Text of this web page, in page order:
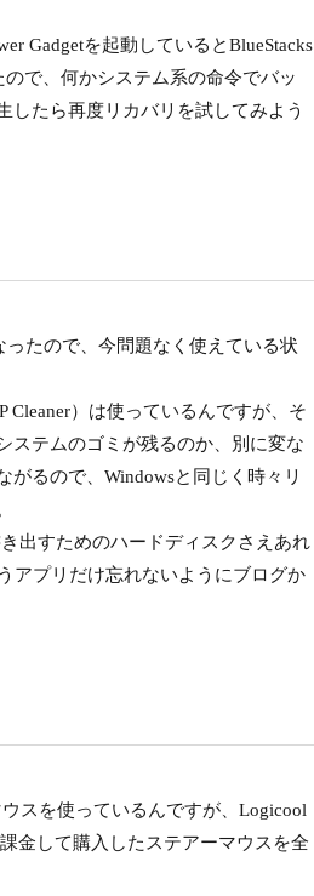
Gadgetを起動しているとBlueStacks
で、何かシステム系の命令でバッ
したら再度リカバリを試してみよう
たので、今問題なく使えている状
）は使っているんですが、そ
ステムのゴミが残るのか、別に変な
るので、Windowsと同じく時々リ
出すためのハードディスクさえあれ
アプリだけ忘れないようにブログか
スを使っているんですが、Logicool
金して購入したステアーマウスを全